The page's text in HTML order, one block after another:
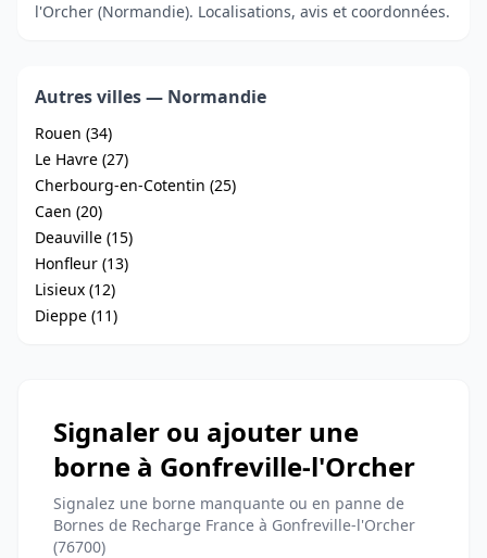
l'Orcher (Normandie). Localisations, avis et coordonnées.
Autres villes — Normandie
Rouen (34)
Le Havre (27)
Cherbourg-en-Cotentin (25)
Caen (20)
Deauville (15)
Honfleur (13)
Lisieux (12)
Dieppe (11)
Signaler ou ajouter une
borne à Gonfreville-l'Orcher
Signalez une borne manquante ou en panne de
Bornes de Recharge France à Gonfreville-l'Orcher
(76700)